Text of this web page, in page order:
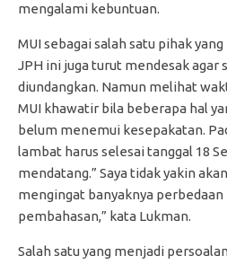
mengalami kebuntuan.
MUI sebagai salah satu pihak
JPH ini juga turut mendesak agar
diundangkan. Namun melihat
MUI khawatir bila beberapa hal
belum menemui kesepakatan.
lambat harus selesai tanggal 18
mendatang.” Saya tidak yakin
mengingat banyaknya
pembahasan,” kata Lukman.
Salah satu yang menjadi